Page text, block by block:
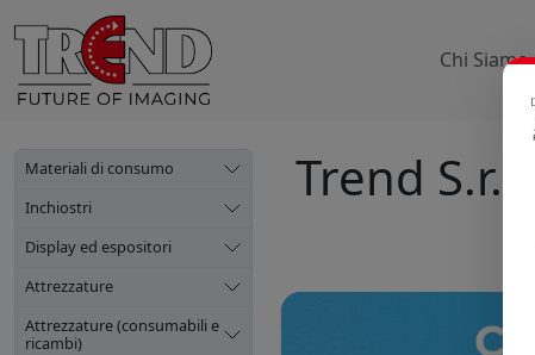
Chi Siamo
Materiali di consumo
Inchiostri
Display ed espositori
Attrezzature
Attrezzature (consumabili e
ricambi)
Trend S.r.l.